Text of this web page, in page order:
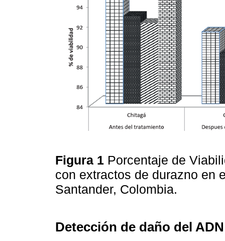
Figura 1 Porcentaje de
con extractos de durazno en
Santander, Colombia.
Detección de daño del